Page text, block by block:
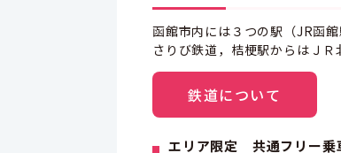
函館市内には３つの駅（JR函
さりび鉄道，桔梗駅からはＪＲ
鉄道について
エリア限定 共通フリー乗